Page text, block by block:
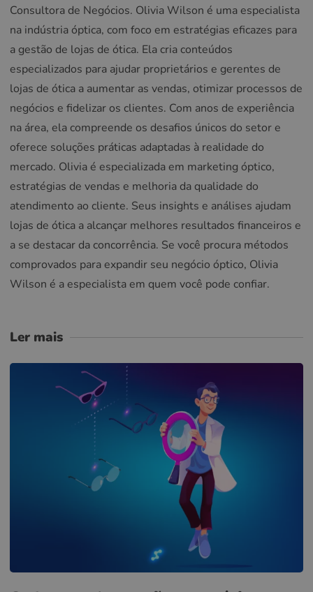
Consultora de Negócios. Olivia Wilson é uma especialista
na indústria óptica, com foco em estratégias eficazes para
a gestão de lojas de ótica. Ela cria conteúdos
especializados para ajudar proprietários e gerentes de
lojas de ótica a aumentar as vendas, otimizar processos de
negócios e fidelizar os clientes. Com anos de experiência
na área, ela compreende os desafios únicos do setor e
oferece soluções práticas adaptadas à realidade do
mercado. Olivia é especializada em marketing óptico,
estratégias de vendas e melhoria da qualidade do
atendimento ao cliente. Seus insights e análises ajudam
lojas de ótica a alcançar melhores resultados financeiros e
a se destacar da concorrência. Se você procura métodos
comprovados para expandir seu negócio óptico, Olivia
Wilson é a especialista em quem você pode confiar.
Ler mais